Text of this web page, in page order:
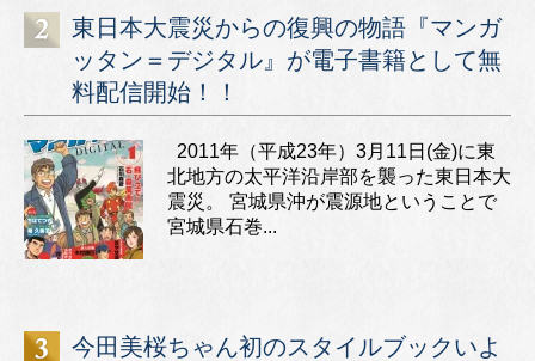
東日本大震災からの復興の物語『マンガ
ッタン＝デジタル』が電子書籍として無
料配信開始！！
2011年（平成23年）3月11日(金)に東
北地方の太平洋沿岸部を襲った東日本大
震災。 宮城県沖が震源地ということで
宮城県石巻...
今田美桜ちゃん初のスタイルブックいよ